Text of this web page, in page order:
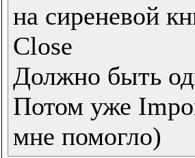
на сиреневой
Close
Должно быть
Потом уже
мне помогло)